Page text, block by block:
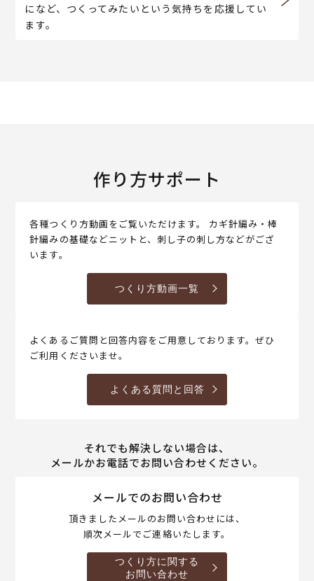
になど、つくってみたいという気持ちを応援してい
ます。
作り方サポート
各種つくり方動画をご覧いただけます。 カギ針編み・棒
針編みの基礎などニットと、刺し子の刺し方などがござ
います。
つくり方動画一覧
よくあるご質問と回答内容をご用意しております。ぜひ
ご利用くださいませ。
よくある質問と回答
それでも解決しない場合は、
メールかお電話でお問い合わせください。
メールでのお問い合わせ
頂きましたメールのお問い合わせには、
順次メールでご連絡いたします。
つくり方に関する
お問い合わせ